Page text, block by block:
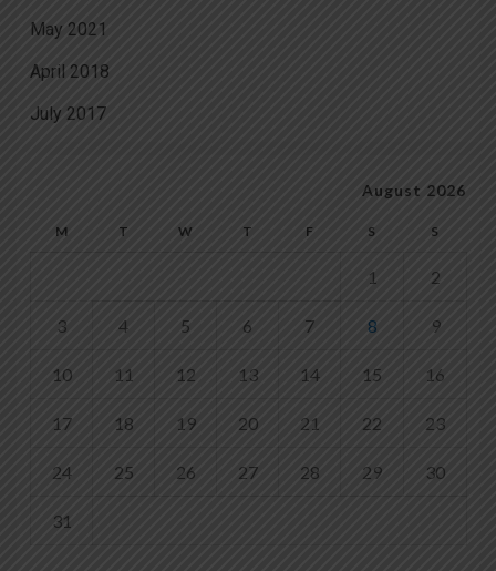
May 2021
April 2018
July 2017
August 2026
M T W T F S S
1 2
3 4 5 6 7 8 9
10 11 12 13 14 15 16
17 18 19 20 21 22 23
24 25 26 27 28 29 30
31